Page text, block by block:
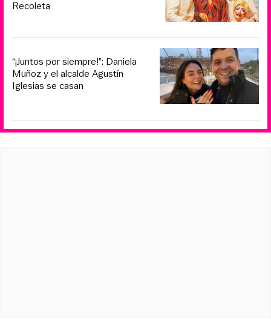
Recoleta
“¡Juntos por siempre!”: Daniela
Muñoz y el alcalde Agustín
Iglesias se casan